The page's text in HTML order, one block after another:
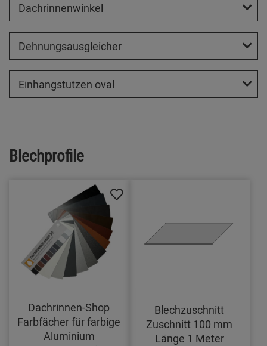
Dachrinnenwinkel
Dehnungsausgleicher
Einhangstutzen oval
Blechprofile
Dachrinnen-Shop
Farbfächer für farbige
Aluminium
Blechzuschnitt
Zuschnitt 100 mm
Länge 1 Meter